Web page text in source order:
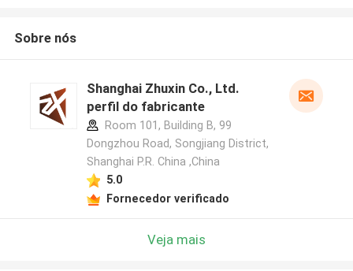
Sobre nós
Shanghai Zhuxin Co., Ltd.
perfil do fabricante
Room 101, Building B, 99
Dongzhou Road, Songjiang District,
Shanghai P.R. China ,China
5.0
Fornecedor verificado
Veja mais